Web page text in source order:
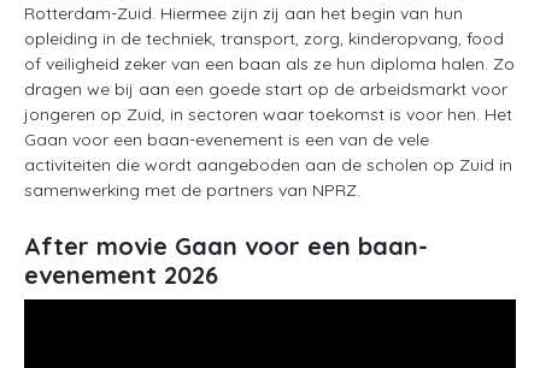
Rotterdam-Zuid. Hiermee zijn zij aan het begin van hun
opleiding in de techniek, transport, zorg, kinderopvang, food
of veiligheid zeker van een baan als ze hun diploma halen. Zo
dragen we bij aan een goede start op de arbeidsmarkt voor
jongeren op Zuid, in sectoren waar toekomst is voor hen. Het
Gaan voor een baan-evenement is een van de vele
activiteiten die wordt aangeboden aan de scholen op Zuid in
samenwerking met de partners van NPRZ.
After movie Gaan voor een baan-
evenement 2026